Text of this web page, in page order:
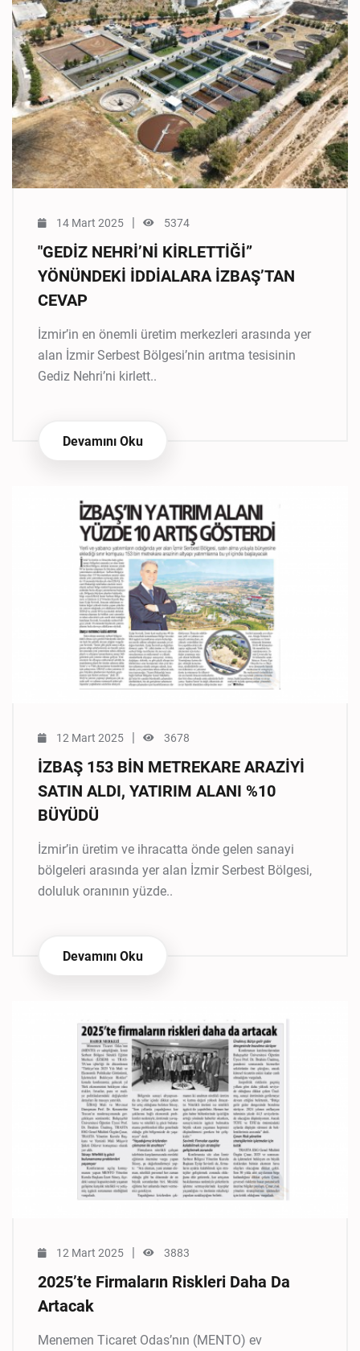
14 Mart 2025 | 5374
"GEDİZ NEHRİ’Nİ KİRLETTİĞİ”
YÖNÜNDEKİ İDDİALARA İZBAŞ’TAN
CEVAP
İzmir’in en önemli üretim merkezleri arasında yer
alan İzmir Serbest Bölgesi’nin arıtma tesisinin
Gediz Nehri’ni kirlett..
Devamını Oku
12 Mart 2025 | 3678
İZBAŞ 153 BİN METREKARE ARAZİYİ
SATIN ALDI, YATIRIM ALANI %10
BÜYÜDÜ
İzmir’in üretim ve ihracatta önde gelen sanayi
bölgeleri arasında yer alan İzmir Serbest Bölgesi,
doluluk oranının yüzde..
Devamını Oku
12 Mart 2025 | 3883
2025’te Firmaların Riskleri Daha Da
Artacak
Menemen Ticaret Odas’nın (MENTO) ev